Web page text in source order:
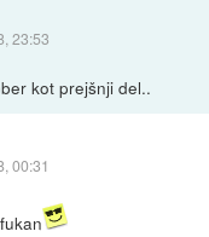
23:53
kot prejšnji del..
00:31